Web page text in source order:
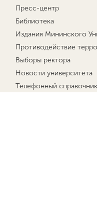
Пресс-центр
Библиотека
Издания Мининского
Противодействие
Выборы ректора
Новости университета
Телефонный справочник